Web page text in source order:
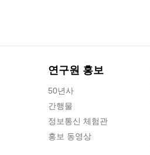
연구원 홍보
50년사
간행물
정보통신 체험관
홍보 동영상